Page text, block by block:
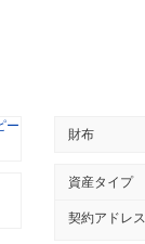
ー
財布
資産タイプ
契約アドレス